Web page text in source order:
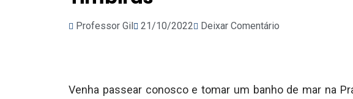
Professor Gil 21/10/2022 Deixar Comentário
Venha passear conosco e tomar um banho de mar na